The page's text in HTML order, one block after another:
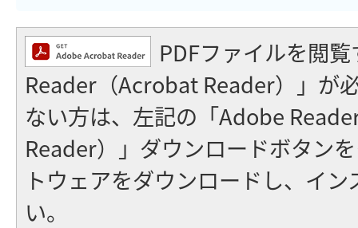
PDFファイルを閲
Reader（Acrobat Reader）」が
ない方は、左記の「Adobe
Reader）」ダウンロードボタン
トウェアをダウンロードし、イ
い。